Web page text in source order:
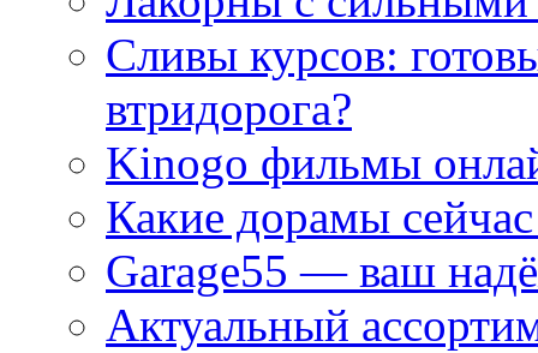
Сливы курсов:
втридорога?
Kinogo фильмы
Какие дорамы
Garage55 — ваш
Актуальный